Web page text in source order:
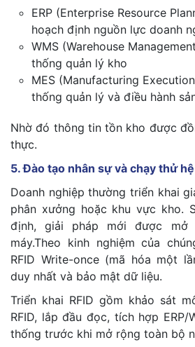
ERP (Enterprise Resource
hoạch định nguồn lực doanh
WMS (Warehouse
thống quản lý kho
MES (Manufacturing
thống quản lý và điều hành
Nhờ đó thông tin tồn kho được
thực.
5. Đào tạo nhân sự và chạy thử
Doanh nghiệp thường triển khai
phân xưởng hoặc khu vực kho.
định, giải pháp mới được mở
máy.Theo kinh nghiệm của
RFID Write-once (mã hóa một
duy nhất và bảo mật dữ liệu.
Triển khai RFID gồm khảo sát
RFID, lắp đầu đọc, tích hợp
thống trước khi mở rộng toàn bộ